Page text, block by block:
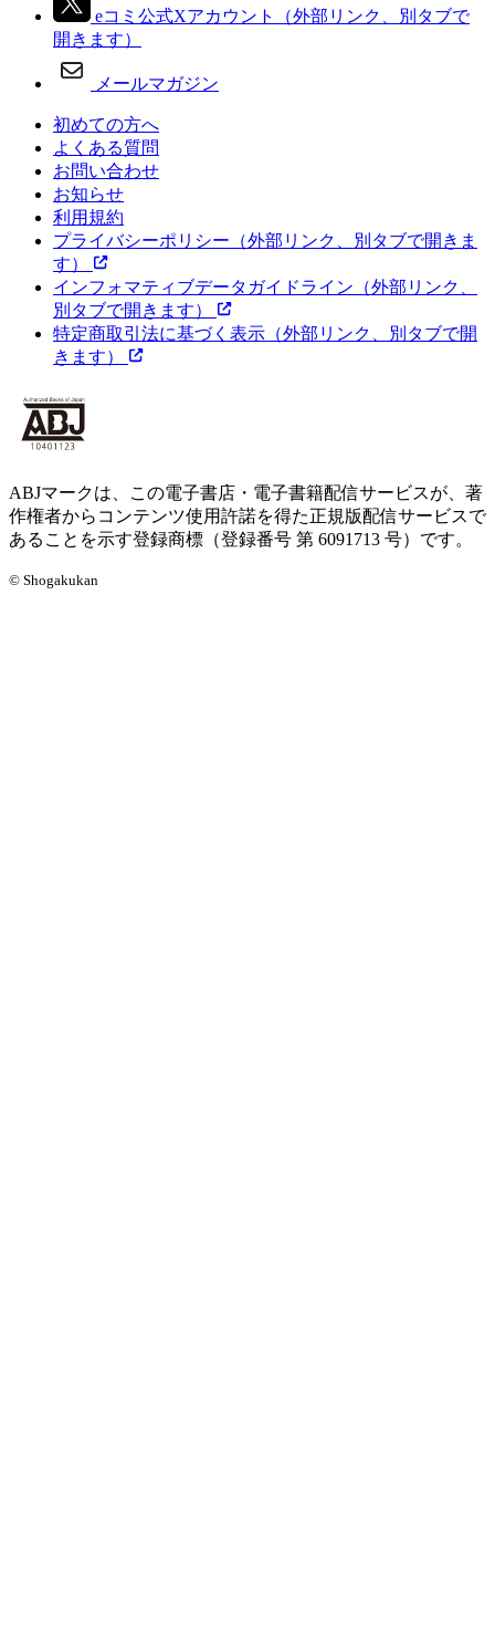
eコミ公式Xアカウント
（外部リンク、別タブで
開きます）
メールマガジン
初めての方へ
よくある質問
お問い合わせ
お知らせ
利用規約
プライバシーポリシー （外部リンク、別タブで開きま
す）
インフォマティブデータガイドライン （外部リンク、
別タブで開きます）
特定商取引法に基づく表示 （外部リンク、別タブで開
きます）
ABJマークは、この電子書店・電子書籍配信サービスが、著
作権者からコンテンツ使用許諾を得た正規版配信サービスで
あることを示す登録商標（登録番号 第 6091713 号）です。
© Shogakukan